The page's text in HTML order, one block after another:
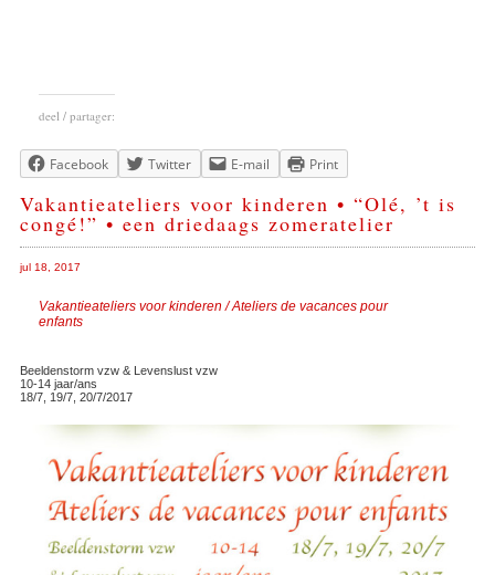
deel / partager:
Facebook Twitter E-mail Print
Vakantieateliers voor kinderen • “Olé, ’t is
congé!” • een driedaags zomeratelier
jul 18, 2017
Vakantieateliers voor kinderen / Ateliers de vacances pour
enfants
Beeldenstorm vzw & Levenslust vzw
10-14 jaar/ans
18/7, 19/7, 20/7/2017